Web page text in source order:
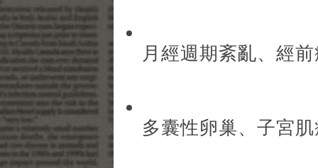
月經週期紊亂、經
多囊性卵巢、子宮